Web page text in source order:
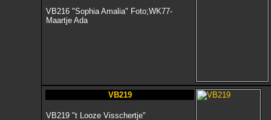
VB216 "Sophia Amalia" Foto;WK77-
Maartje Ada
VB219
VB219 "t Looze Visschertje"